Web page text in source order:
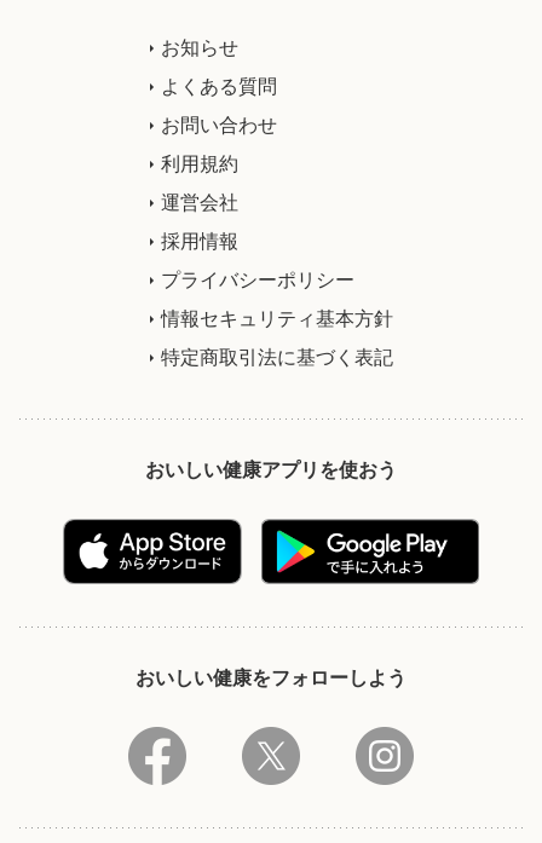
お知らせ
よくある質問
お問い合わせ
利用規約
運営会社
採用情報
プライバシーポリシー
情報セキュリティ基本方針
特定商取引法に基づく表記
おいしい健康アプリを使おう
おいしい健康をフォローしよう